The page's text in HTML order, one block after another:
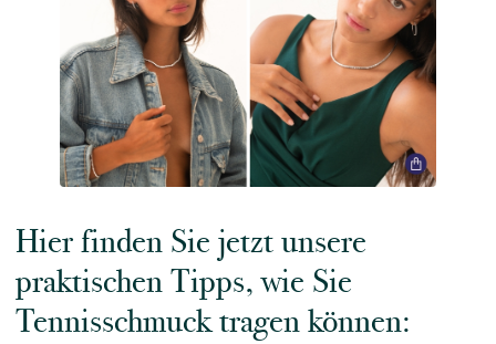
Hier finden Sie jetzt unsere
praktischen Tipps, wie Sie
Tennisschmuck tragen können: